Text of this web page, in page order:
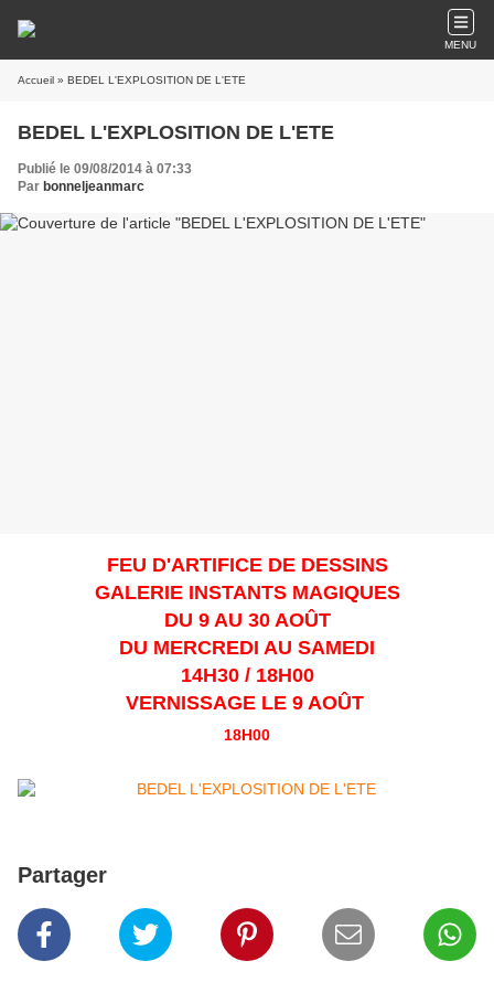
MENU
Accueil » BEDEL L'EXPLOSITION DE L'ETE
BEDEL L'EXPLOSITION DE L'ETE
Publié le 09/08/2014 à 07:33
Par bonneljeanmarc
FEU D'ARTIFICE DE DESSINS
GALERIE INSTANTS MAGIQUES
DU 9 AU 30 AOÛT
DU MERCREDI AU SAMEDI
14H30 / 18H00
VERNISSAGE LE 9 AOÛT
18H00
Partager